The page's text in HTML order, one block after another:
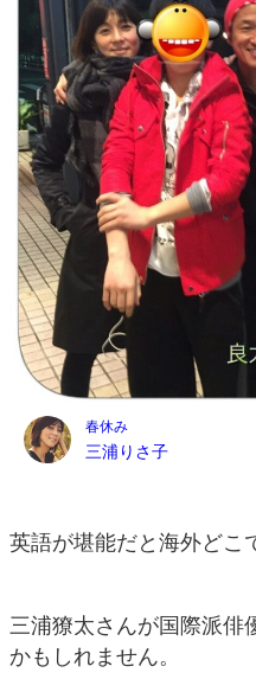
英語が堪能だと海外どこ
三浦獠太さんが国際派俳
かもしれません。